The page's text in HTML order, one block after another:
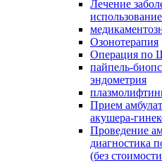
Лечение
Озонотерапия
Операция по
пайпель-
эндометрия
Прием
акушера-
Проведение
диагностика
(без